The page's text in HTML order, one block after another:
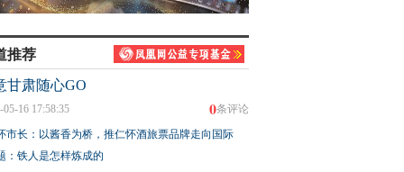
推荐
甘肃随心GO
0条评论
05-16 17:58:35
市长：以酱香为桥，推仁怀酒旅票品牌走向国际
：铁人是怎样炼成的